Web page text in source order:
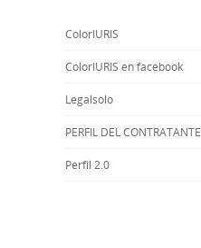
ColorIURIS
ColorIURIS en facebook
Legalsolo
PERFIL DEL CONTRATANTE
Perfil 2.0